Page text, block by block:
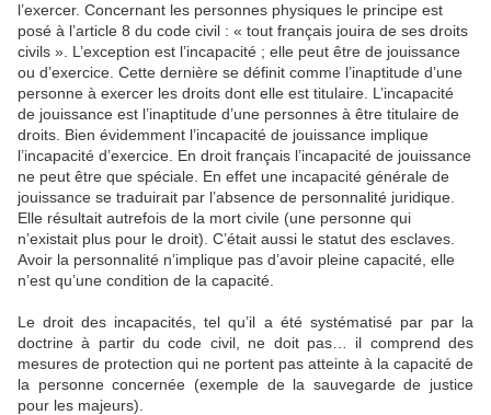
l’exercer. Concernant les personnes physiques le principe est
posé à l’article 8 du code civil : « tout français jouira de ses droits
civils ». L’exception est l’incapacité ; elle peut être de jouissance
ou d’exercice. Cette dernière se définit comme l’inaptitude d’une
personne à exercer les droits dont elle est titulaire. L’incapacité
de jouissance est l’inaptitude d’une personnes à être titulaire de
droits. Bien évidemment l’incapacité de jouissance implique
l’incapacité d’exercice. En droit français l’incapacité de jouissance
ne peut être que spéciale. En effet une incapacité générale de
jouissance se traduirait par l’absence de personnalité juridique.
Elle résultait autrefois de la mort civile (une personne qui
n’existait plus pour le droit). C’était aussi le statut des esclaves.
Avoir la personnalité n’implique pas d’avoir pleine capacité, elle
n’est qu’une condition de la capacité.
Le droit des incapacités, tel qu’il a été systématisé par par la
doctrine à partir du code civil, ne doit pas… il comprend des
mesures de protection qui ne portent pas atteinte à la capacité de
la personne concernée (exemple de la sauvegarde de justice
pour les majeurs).